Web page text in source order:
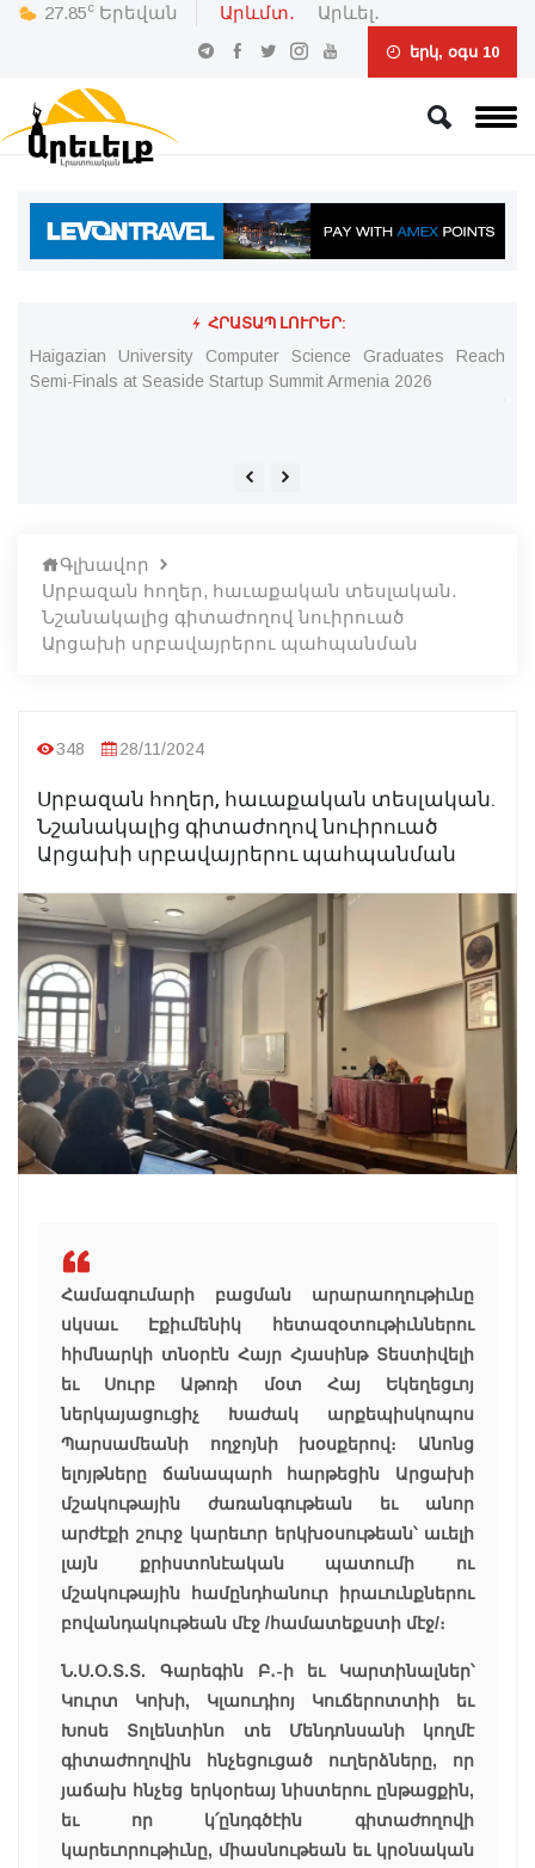
27.85c Երեվան Արևմտ․ Արևել․
երկ, օգս 10
ՀՐԱՏԱՊ ԼՈՒՐԵՐ:
Haigazian University Computer Science Graduates Reach
Semi-Finals at Seaside Startup Summit Armenia 2026
Գլխավոր
Սրբազան հողեր, հաւաքական տեսլական.
Նշանակալից գիտաժողով նուիրուած
Արցախի սրբավայրերու պահպանման
348 28/11/2024
Սրբազան հողեր, հաւաքական տեսլական.
Նշանակալից գիտաժողով նուիրուած
Արցախի սրբավայրերու պահպանման
Համագումարի բացման արարաողութիւնը
սկսաւ Էքիւմենիկ հետազօտութիւններու
հիմնարկի տնօրէն Հայր Հյասինթ Տեստիվելի
եւ Սուրբ Աթոռի մօտ Հայ Եկեղեցւոյ
ներկայացուցիչ Խաժակ արքեպիսկոպոս
Պարսամեանի ողջոյնի խօսքերով։ Անոնց
ելոյթները ճանապարհ հարթեցին Արցախի
մշակութային ժառանգութեան եւ անոր
արժէքի շուրջ կարեւոր երկխօսութեան՝ աւելի
լայն քրիստոնէական պատումի ու
մշակութային համընդհանուր իրաւունքներու
բովանդակութեան մէջ /համատեքստի մէջ/։
Ն.Ս.Օ.Տ.Տ. Գարեգին Բ․-ի եւ Կարտինալներ՝
Կուրտ Կոխի, Կլաուդիոյ Կուճերոտտիի եւ
Խոսե Տոլենտինո տե Մենդոնսանի կողմէ
գիտաժողովին հնչեցուցած ուղերձները, որ
յաճախ հնչեց երկօրեայ նիստերու ընթացքին,
եւ որ կ՛ընդգծէին գիտաժողովի
կարեւորութիւնը, միասնութեան եւ կրօնական